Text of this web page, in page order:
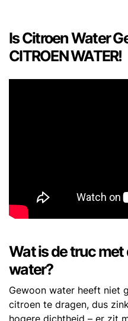
Is Citroen Water
CITROEN WATER!
Wat is de truc
water?
Gewoon water heeft niet
citroen te dragen, dus